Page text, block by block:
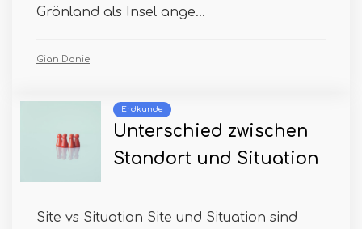
Grönland als Insel ange...
Gian Donie
Erdkunde
Unterschied zwischen
Standort und Situation
Site vs Situation Site und Situation sind